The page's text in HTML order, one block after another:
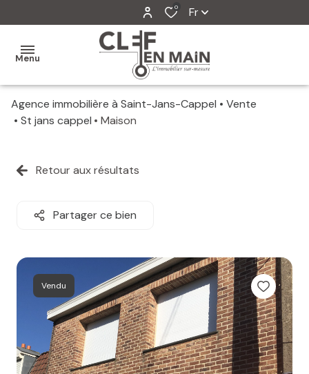
0 Fr
Menu
MON
MES
MES
ALERTE
MAIL
Agence immobilière à Saint-Jans-Cappel
Vente
St jans cappel
Maison
Retour aux résultats
Partager ce bien
Vendu